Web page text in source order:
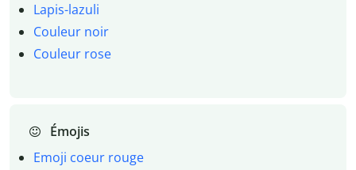
Lapis-lazuli
Couleur noir
Couleur rose
Émojis
Emoji coeur rouge